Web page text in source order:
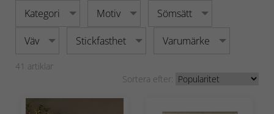
Kategori Motiv Sömsätt
Väv Stickfasthet Varumärke
41 artiklar
Sortera efter: